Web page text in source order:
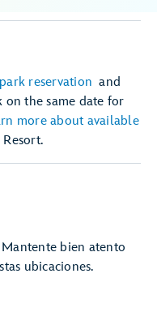
reservation and
on the same date for
more about available
bien atento
ubicaciones.